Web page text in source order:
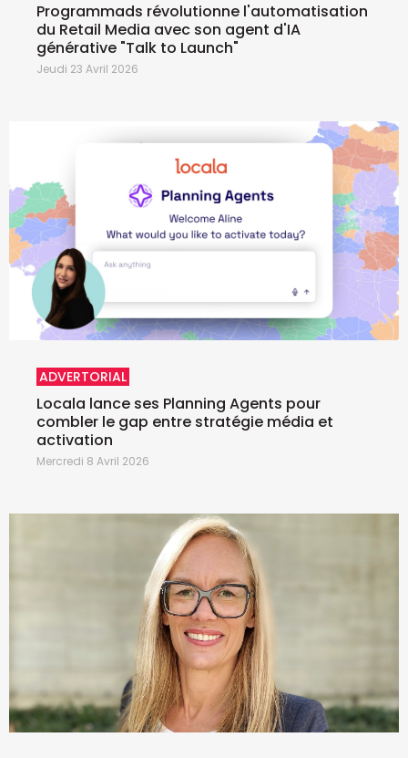
Programmads révolutionne l'automatisation
du Retail Media avec son agent d'IA
générative "Talk to Launch"
Jeudi 23 Avril 2026
ADVERTORIAL
Locala lance ses Planning Agents pour
combler le gap entre stratégie média et
activation
Mercredi 8 Avril 2026